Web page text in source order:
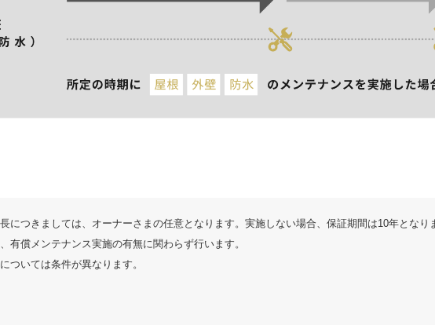
につきましては、オーナーさまの任意となります。実施しない場合、保証期間は10年となり
有償メンテナンス実施の有無に関わらず行います。
ついては条件が異なります。